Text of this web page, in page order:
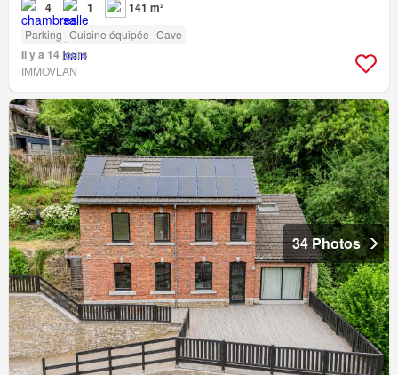
4 1 141 m²
Parking Cuisine équipée Cave
Il y a 14 jours
IMMOVLAN
34 Photos